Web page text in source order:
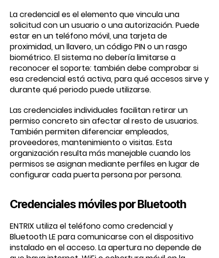
La credencial es el elemento que vincula una
solicitud con un usuario o una autorización. Puede
estar en un teléfono móvil, una tarjeta de
proximidad, un llavero, un código PIN o un rasgo
biométrico. El sistema no debería limitarse a
reconocer el soporte: también debe comprobar si
esa credencial está activa, para qué accesos sirve y
durante qué periodo puede utilizarse.
Las credenciales individuales facilitan retirar un
permiso concreto sin afectar al resto de usuarios.
También permiten diferenciar empleados,
proveedores, mantenimiento o visitas. Esta
organización resulta más manejable cuando los
permisos se asignan mediante perfiles en lugar de
configurar cada puerta persona por persona.
Credenciales móviles por Bluetooth
ENTRIX utiliza el teléfono como credencial y
Bluetooth LE para comunicarse con el dispositivo
instalado en el acceso. La apertura no depende de